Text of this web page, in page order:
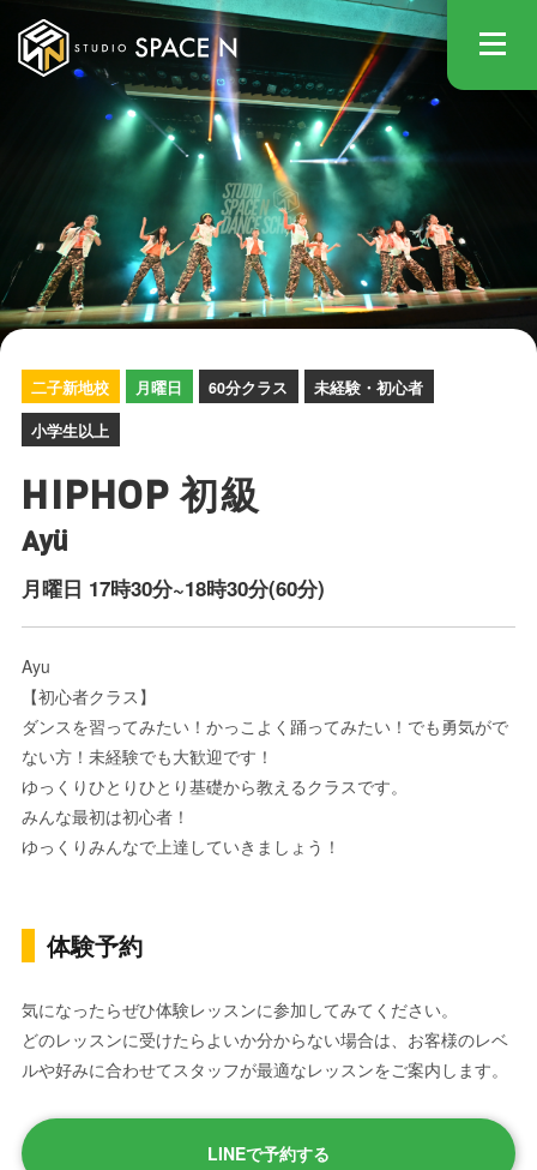
二子新地校 月曜日 60分クラス 未経験・初心者
小学生以上
HIPHOP 初級
Ayü
月曜日 17時30分~18時30分(60分)
Ayu
【初心者クラス】
ダンスを習ってみたい！かっこよく踊ってみたい！でも勇気がで
ない方！未経験でも大歓迎です！
ゆっくりひとりひとり基礎から教えるクラスです。
みんな最初は初心者！
ゆっくりみんなで上達していきましょう！
体験予約
気になったらぜひ体験レッスンに参加してみてください。
どのレッスンに受けたらよいか分からない場合は、お客様のレベ
ルや好みに合わせてスタッフが最適なレッスンをご案内します。
LINEで予約する